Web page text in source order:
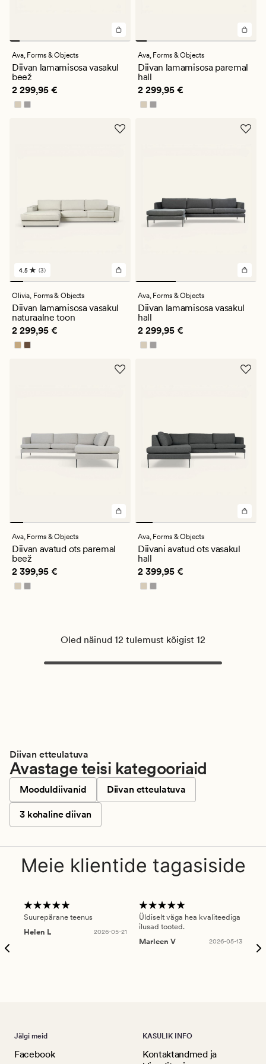
Ava, Forms & Objects
Diivan lamamisosa vasakul
beež
Pris_ee 2 299,95 €
2 299,95 €
Ava, Forms & Objects
Diivan lamamisosa paremal
hall
Pris_ee 2 299,95 €
2 299,95 €
3
arvustust
keskmise
hinnanguga
4.5
4.5 (3)
Olivia, Forms & Objects
Diivan lamamisosa vasakul
naturaalne toon
Pris_ee 2 299,95 €
2 299,95 €
Ava, Forms & Objects
Diivan lamamisosa vasakul
hall
Pris_ee 2 299,95 €
2 299,95 €
Ava, Forms & Objects
Diivan avatud ots paremal
beež
Pris_ee 2 399,95 €
2 399,95 €
Ava, Forms & Objects
Diivani avatud ots vasakul
hall
Pris_ee 2 399,95 €
2 399,95 €
Oled näinud 12 tulemust kõigist 12
Diivan etteulatuva
Avastage teisi kategooriaid
Mooduldiivanid Diivan etteulatuva
3 kohaline diivan
Meie klientide tagasiside
Suurepärane teenus
Helen L
2026-05-21
Üldiselt väga hea kvaliteediga
ilusad tooted.
Marleen V
2026-05-13
Jälgi meid
Facebook
KASULIK INFO
Kontaktandmed ja